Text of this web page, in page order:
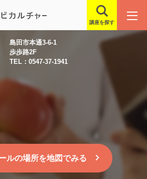
講座を探す
島田市本通3-6-1
歩歩路2F
TEL：0547-37-1941
ルの場所を地図でみる